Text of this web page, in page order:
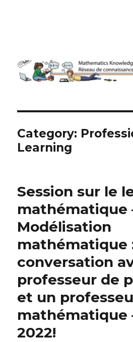
Réseau de
mathématiques
Category:
Learning
Session sur le
mathématique
Modélisation
mathématique
conversation
professeur de
et un
mathématique
2022!